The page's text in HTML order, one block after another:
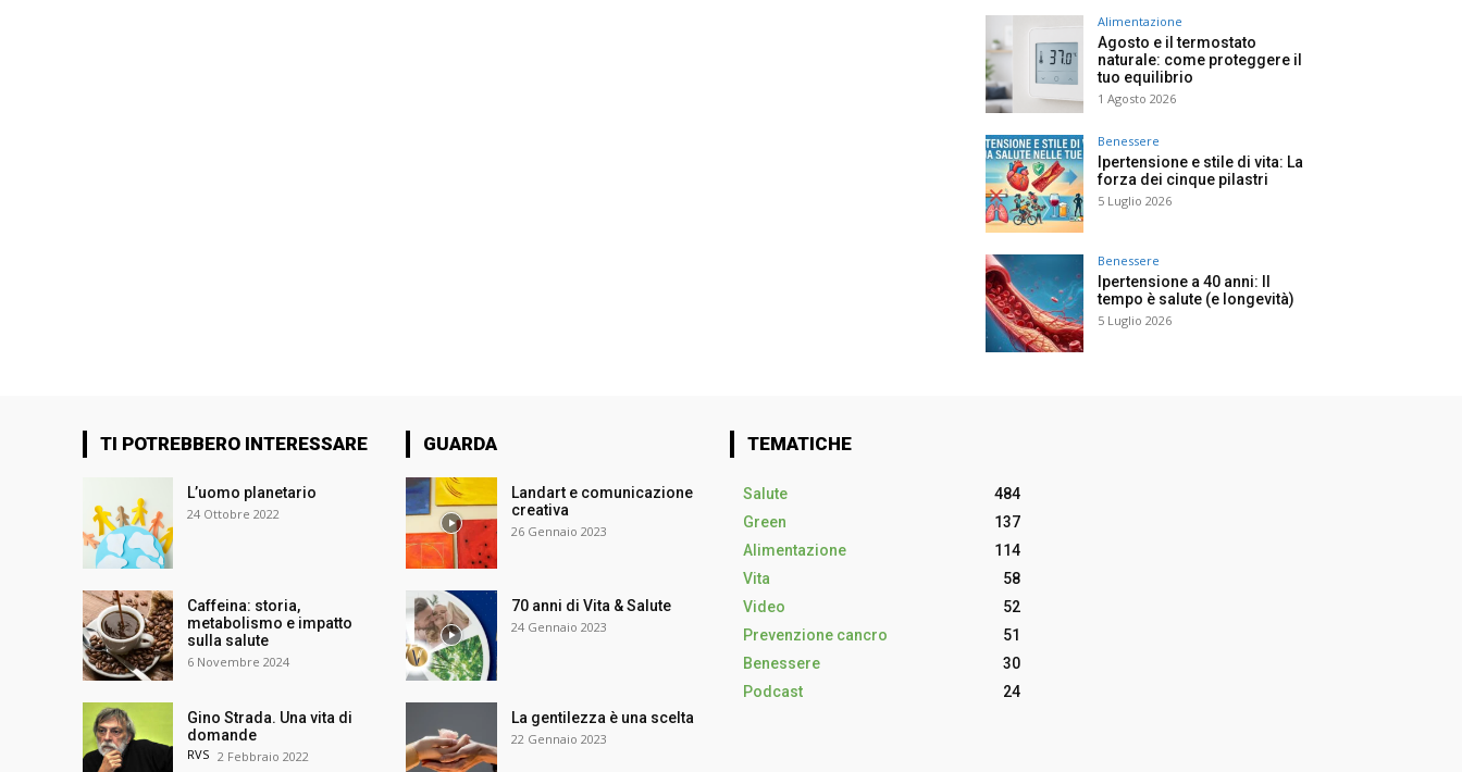
Alimentazione
Agosto e il termostato
naturale: come proteggere il
tuo equilibrio
1 Agosto 2026
Benessere
Ipertensione e stile di vita: La
forza dei cinque pilastri
5 Luglio 2026
Benessere
Ipertensione a 40 anni: Il
tempo è salute (e longevità)
5 Luglio 2026
TI POTREBBERO INTERESSARE
L’uomo planetario
24 Ottobre 2022
Caffeina: storia,
metabolismo e impatto
sulla salute
6 Novembre 2024
Gino Strada. Una vita di
domande
RVS 2 Febbraio 2022
GUARDA
Landart e comunicazione
creativa
26 Gennaio 2023
70 anni di Vita & Salute
24 Gennaio 2023
La gentilezza è una scelta
22 Gennaio 2023
TEMATICHE
Salute
484
Green
137
Alimentazione
114
Vita
58
Video
52
Prevenzione cancro
51
Benessere
30
Podcast
24